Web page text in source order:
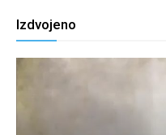
Izdvojeno